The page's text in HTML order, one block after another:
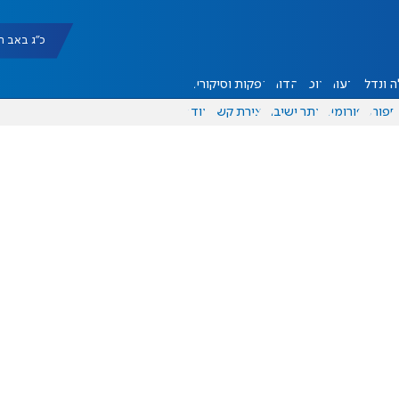
כ"ג באב תשפ"ו
ונדל"ן דעות אוכל יהדות הפקות וסיקורים
ספורט פורומים אתר ישיבה יצירת קשר עוד